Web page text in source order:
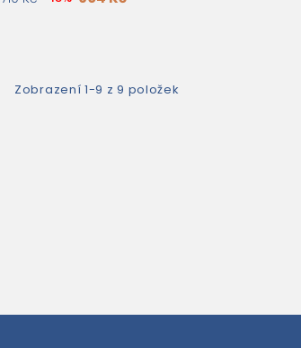
Zobrazení 1-9 z 9 položek